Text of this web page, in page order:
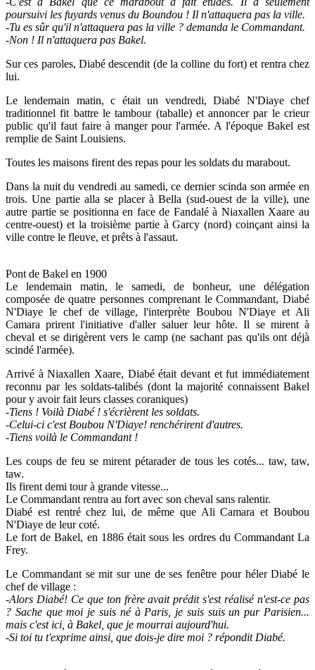
poursuivi les fuyards venus du Boundou ! Il n'attaquera pas la ville.
-Tu es sûr qu'il n'attaquera pas la ville ? demanda le Commandant.
-Non ! Il n'attaquera pas Bakel.
Sur ces paroles, Diabé descendit (de la colline du fort) et rentra chez
lui.
Le lendemain matin, c était un vendredi, Diabé N'Diaye chef
traditionnel fit battre le tambour (taballe) et annoncer par le crieur
public qu'il faut faire à manger pour l'armée. A l'époque Bakel est
remplie de Saint Louisiens.
Toutes les maisons firent des repas pour les soldats du marabout.
Dans la nuit du vendredi au samedi, ce dernier scinda son armée en
trois. Une partie alla se placer à Bella (sud-ouest de la ville), une
autre partie se positionna en face de Fandalé à Niaxallen Xaare au
centre-ouest) et la troisième partie à Garcy (nord) coinçant ainsi la
ville contre le fleuve, et prêts à l'assaut.
Pont de Bakel en 1900
Le lendemain matin, le samedi, de bonheur, une délégation
composée de quatre personnes comprenant le Commandant, Diabé
N'Diaye le chef de village, l'interprète Boubou N'Diaye et Ali
Camara prirent l'initiative d'aller saluer leur hôte. Il se mirent à
cheval et se dirigèrent vers le camp (ne sachant pas qu'ils ont déjà
scindé l'armée).
Arrivé à Niaxallen Xaare, Diabé était devant et fut immédiatement
reconnu par les soldats-talibés (dont la majorité connaissent Bakel
pour y avoir fait leurs classes coraniques)
-Tiens ! Voilà Diabé ! s'écrièrent les soldats.
-Celui-ci c'est Boubou N'Diaye! renchérirent d'autres.
-Tiens voilà le Commandant !
Les coups de feu se mirent pétarader de tous les cotés... taw, taw,
taw.
Ils firent demi tour à grande vitesse...
Le Commandant rentra au fort avec son cheval sans ralentir.
Diabé est rentré chez lui, de même que Ali Camara et Boubou
N'Diaye de leur coté.
Le fort de Bakel, en 1886 était sous les ordres du Commandant La
Frey.
Le Commandant se mit sur une de ses fenêtre pour héler Diabé le
chef de village :
-Alors Diabé! Ce que ton frère avait prédit s'est réalisé n'est-ce pas
? Sache que moi je suis né à Paris, je suis suis un pur Parisien...
mais c'est ici, à Bakel, que je mourrai aujourd'hui.
-Si toi tu t'exprime ainsi, que dois-je dire moi ? répondit Diabé.